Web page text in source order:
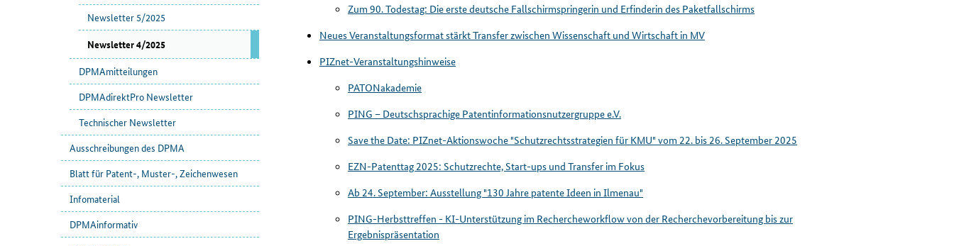
Newsletter 5/2025
Newsletter 4/2025
DPMAmitteilungen
DPMAdirektPro Newsletter
Technischer Newsletter
Ausschreibungen des DPMA
Blatt für Patent-, Muster-, Zeichenwesen
Infomaterial
DPMAinformativ
Zum 90. Todestag: Die erste deutsche Fallschirmspringerin und Erfinderin des Paketfallschirms
Neues Veranstaltungsformat stärkt Transfer zwischen Wissenschaft und Wirtschaft in MV
PIZnet-Veranstaltungshinweise
PATONakademie
PING – Deutschsprachige Patentinformationsnutzergruppe e.V.
Save the Date: PIZnet-Aktionswoche "Schutzrechtsstrategien für KMU" vom 22. bis 26. September 2025
EZN-Patenttag 2025: Schutzrechte, Start-ups und Transfer im Fokus
Ab 24. September: Ausstellung "130 Jahre patente Ideen in Ilmenau"
PING-Herbsttreffen - KI-Unterstützung im Rechercheworkflow von der Recherchevorbereitung bis zur
Ergebnispräsentation